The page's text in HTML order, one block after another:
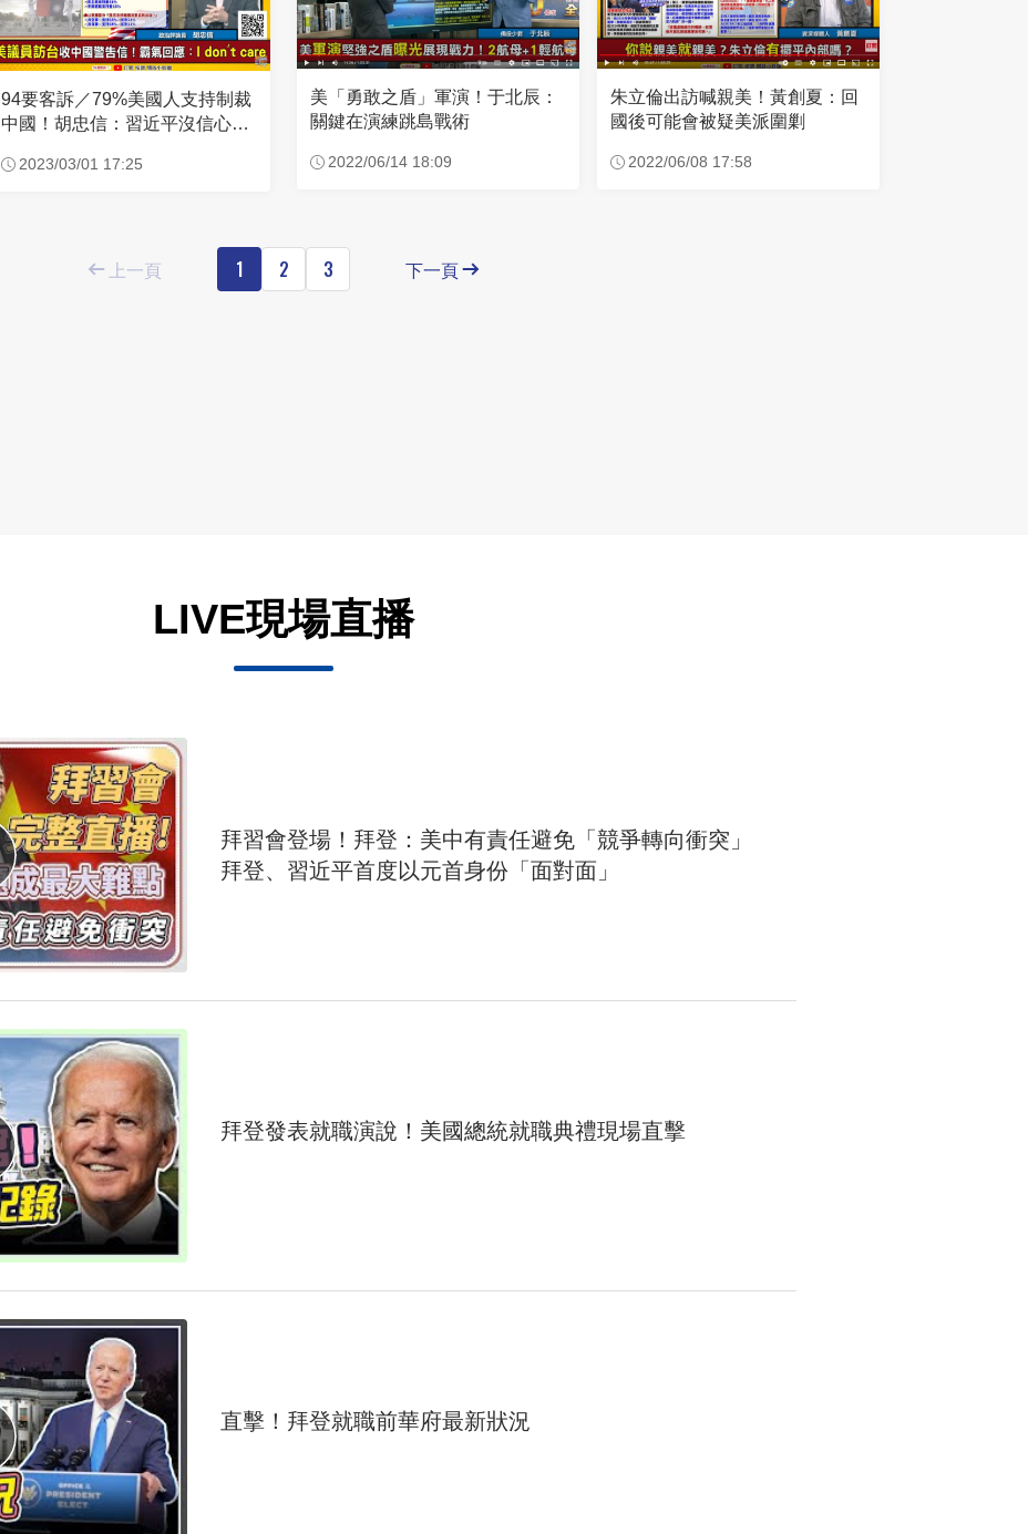
94要客訴／79%美國人支持制裁
中國！胡忠信：習近平沒信心成
2023/03/01 17:25
美「勇敢之盾」軍演！于北辰：
關鍵在演練跳島戰術
2022/06/14 18:09
朱立倫出訪喊親美！黃創夏：回
國後可能會被疑美派圍剿
2022/06/08 17:58
上一頁 1 2 3 下一頁
LIVE現場直播
拜習會登場！拜登：美中有責任避免「競爭轉向衝突」
拜登、習近平首度以元首身份「面對面」
拜登發表就職演說！美國總統就職典禮現場直擊
直擊！拜登就職前華府最新狀況